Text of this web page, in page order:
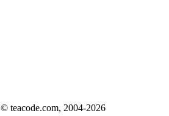
© teacode.com, 2004-2026